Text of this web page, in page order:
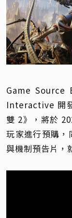
Game
Interactive 開
雙 2》，將於
玩家進行預購，
與機制預告片，